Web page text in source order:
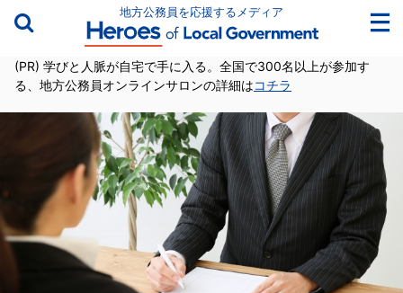
地方公務員を応援するメディア
(PR) 学びと人脈が自宅で手に入る。全国で300名以上が参加す
る、地方公務員オンラインサロンの詳細はコチラ